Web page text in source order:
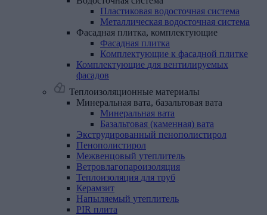
Пластиковая водосточная система
Металлическая водосточная система
Фасадная плитка, комплектующие
Фасадная плитка
Комплектующие к фасадной плитке
Комплектующие для вентилируемых
фасадов
Теплоизоляционные материалы
Минеральная вата, базальтовая вата
Минеральная вата
Базальтовая (каменная) вата
Экструдированный пенополистирол
Пенополистирол
Межвенцовый утеплитель
Ветровлагопароизоляция
Теплоизоляция для труб
Керамзит
Напыляемый утеплитель
PIR плита